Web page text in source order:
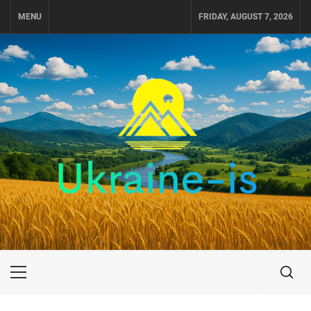
MENU FRIDAY, AUGUST 7, 2026
UKRAINE-IS
ПОДОРОЖI ПО УКРАЇНІ
Primary